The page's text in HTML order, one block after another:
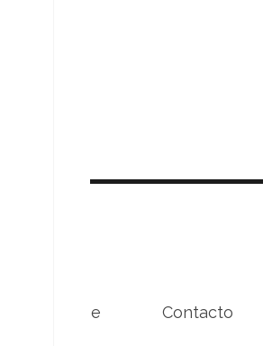
Conóceme Contacto